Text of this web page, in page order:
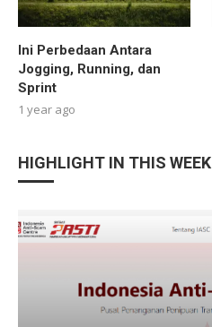
Ini Perbedaan Antara
Jogging, Running, dan
Sprint
1 year ago
HIGHLIGHT IN THIS WEEK